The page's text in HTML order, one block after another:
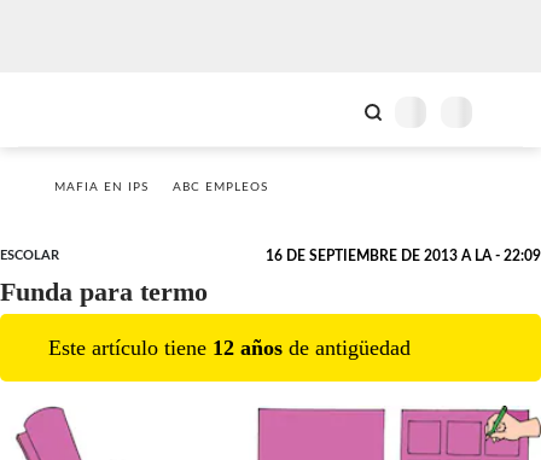
MAFIA EN IPS ABC EMPLEOS
ESCOLAR 16 DE SEPTIEMBRE DE 2013 A LA - 22:09
Funda para termo
Este artículo tiene 12 años de antigüedad